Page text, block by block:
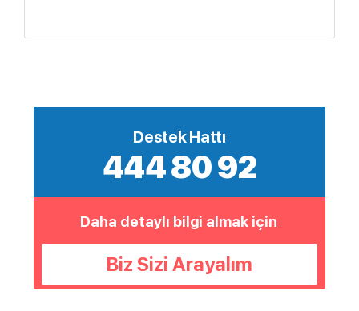
Destek Hattı
444 80 92
Daha detaylı bilgi almak için
Biz Sizi Arayalım